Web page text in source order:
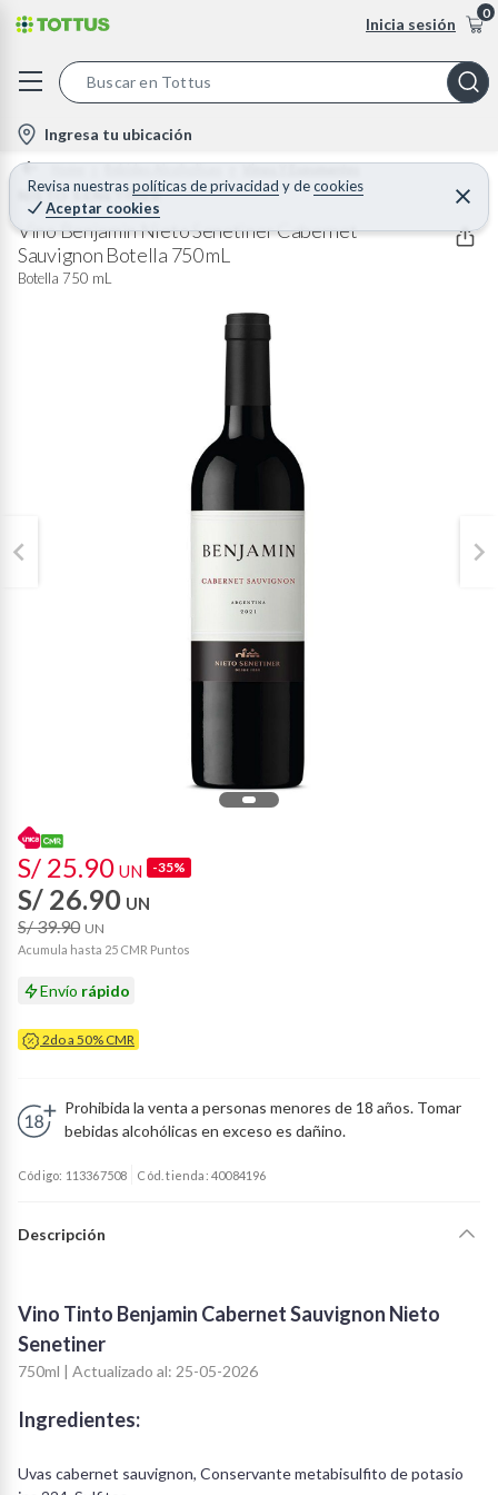
Inicia sesión
0
c
h
o
Ingresa tu ubicación
Revisa nuestraspolíticas de privacidad ydecookies
Aceptar cookies
C
e
r
a
Home Bebidas Alcoholicas Vinos Y Espumantes
NIETO SENETINER
Vino Benjamin Nieto Senetiner Cabernet
Sauvignon Botella 750 mL
Botella 750 mL
S/ 25.90 UN -35%
S/ 26.90 UN
S/ 39.90 UN
Acumula hasta 25 CMR Puntos
Envío rápido
2do a 50% CMR
Prohibida la venta a personas menores de 18 años. Tomar
bebidas alcohólicas en exceso es dañino.
Código: 113367508 Cód. tienda: 40084196
Descripción
Vino Tinto Benjamin Cabernet Sauvignon Nieto
Senetiner
750ml | Actualizado al: 25-05-2026
Ingredientes:
Uvas cabernet sauvignon, Conservante metabisulfito de potasio